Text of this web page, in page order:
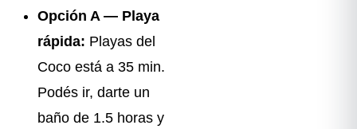
Opción A — Playa
rápida: Playas del
Coco está a 35 min.
Podés ir, darte un
baño de 1.5 horas y